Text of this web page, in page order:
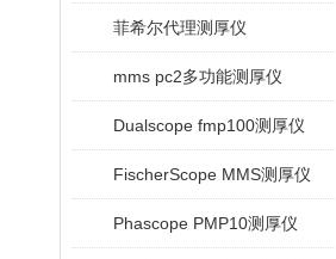
菲希尔代理测厚仪
mms pc2多功能测厚仪
Dualscope fmp100测厚仪
FischerScope MMS测厚仪
Phascope PMP10测厚仪